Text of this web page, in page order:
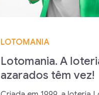
LOTOMANIA
Lotomania. A
azarados têm vez!